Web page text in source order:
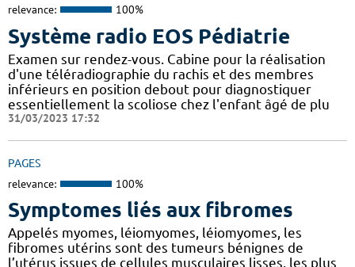
relevance: 100%
Système radio EOS Pédiatrie
Examen sur rendez-vous. Cabine pour la réalisation
d'une téléradiographie du rachis et des membres
inférieurs en position debout pour diagnostiquer
essentiellement la scoliose chez l'enfant âgé de plu
31/03/2023 17:32
PAGES
relevance: 100%
Symptomes liés aux fibromes
Appelés myomes, léiomyomes, léiomyomes, les
fibromes utérins sont des tumeurs bénignes de
l’utérus issues de cellules musculaires lisses, les plus